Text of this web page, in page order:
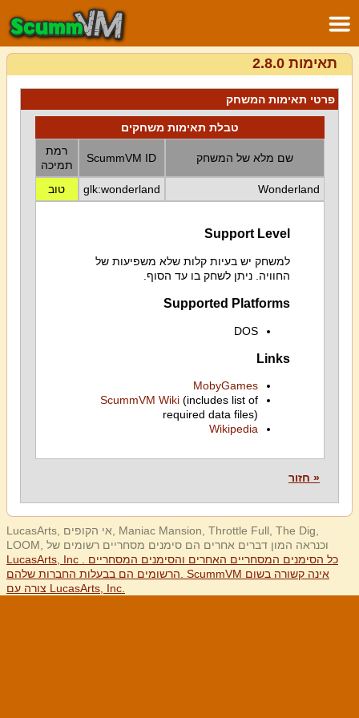
תאימות 2.8.0
פרטי תאימות המשחק
טבלת תאימות משחקים
שם מלא של המשחק ScummVM ID
רמת
תמיכה
Wonderland
glk:wonderland טוב
Support Level
למשחק יש בעיות קלות שלא משפיעות של
החוויה. ניתן לשחק בו עד הסוף.
Supported Platforms
DOS
Links
MobyGames
ScummVM Wiki(includes list of
required data files)
Wikipedia
« חזור
LucasArts, אי הקופים, Maniac Mansion, Throttle Full, The Dig,
LOOM, וכנראה המון דברים אחרים הם סימנים מסחריים רשומים של
LucasArts, Inc . כל הסימנים המסחריים האחרים והסימנים המסחריים
הרשומים הם בבעלות החברות שלהם. ScummVM אינה קשורה בשום
צורה עם LucasArts, Inc.